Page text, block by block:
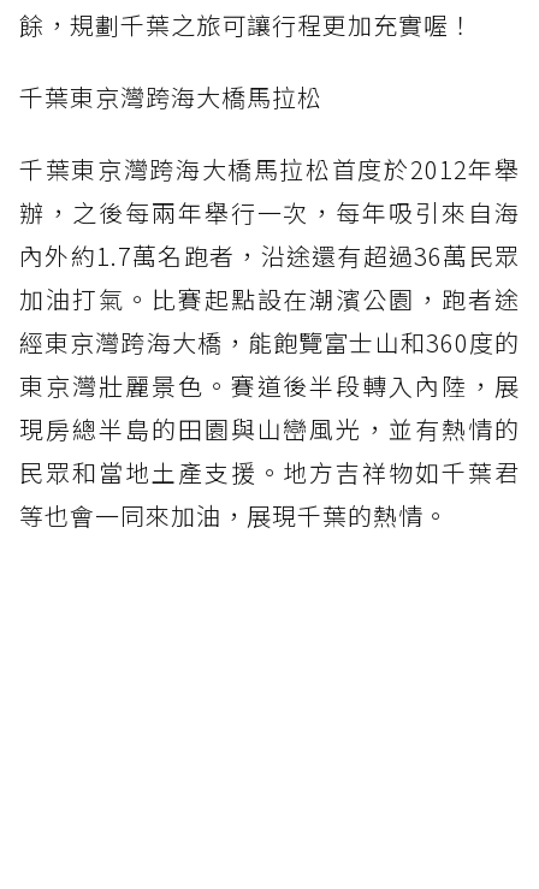
餘，規劃千葉之旅可讓行程更加充實喔！
千葉東京灣跨海大橋馬拉松
千葉東京灣跨海大橋馬拉松首度於2012年舉
辦，之後每兩年舉行一次，每年吸引來自海
內外約1.7萬名跑者，沿途還有超過36萬民眾
加油打氣。比賽起點設在潮濱公園，跑者途
經東京灣跨海大橋，能飽覽富士山和360度的
東京灣壯麗景色。賽道後半段轉入內陸，展
現房總半島的田園與山巒風光，並有熱情的
民眾和當地土產支援。地方吉祥物如千葉君
等也會一同來加油，展現千葉的熱情。